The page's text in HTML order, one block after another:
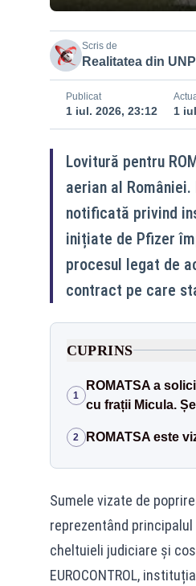
Scris de
Realitatea din
Publicat
1 iul. 2026, 23:12 1
Lovitură pentru
aerian al
notificată privind
inițiate de Pfizer
procesul legat de
contract pe care
CUPRINS
1
ROMATSA a
cu frații Micula.
2 ROMATSA este
Sumele vizate de
reprezentând
cheltuieli judiciare și
EUROCONTROL,